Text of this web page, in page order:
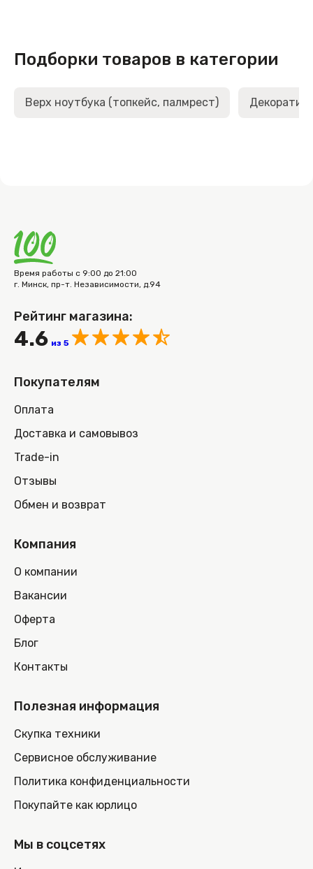
Подборки товаров в категории
Верх ноутбука (топкейс, палмрест)
Время работы с 9:00 до 21:00
г. Минск, пр-т. Независимости, д.94
Рейтинг магазина:
4.6 из 5
Покупателям
Оплата
Доставка и самовывоз
Trade-in
Отзывы
Обмен и возврат
Компания
О компании
Вакансии
Оферта
Блог
Контакты
Полезная информация
Скупка техники
Сервисное обслуживание
Политика конфиденциальности
Покупайте как юрлицо
Мы в соцсетях